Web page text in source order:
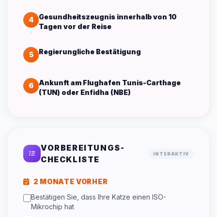
4
Gesundheitszeugnis innerhalb von 10
Tagen vor der Reise
5 Regierungliche Bestätigung
6
Ankunft am Flughafen Tunis-Carthage
(TUN) oder Enfidha (NBE)
VORBEREITUNGS-
CHECKLISTE
INTERAKTIV
2 MONATE VORHER
Bestätigen Sie, dass Ihre Katze einen ISO-
Mikrochip hat